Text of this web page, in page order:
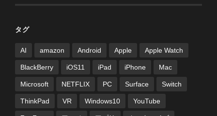
タグ
AI amazon Android Apple Apple Watch
BlackBerry iOS11 iPad iPhone Mac
Microsoft NETFLIX PC Surface Switch
ThinkPad VR Windows10 YouTube